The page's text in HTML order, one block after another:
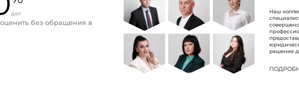
дел
без обращения в
Наш
решение